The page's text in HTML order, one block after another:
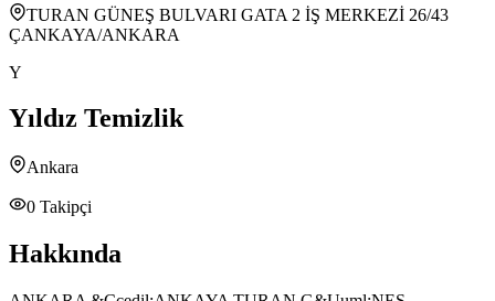
TURAN GÜNEŞ BULVARI GATA 2 İŞ MERKEZİ 26/43
ÇANKAYA/ANKARA
Y
Yıldız Temizlik
Ankara
0 Takipçi
Hakkında